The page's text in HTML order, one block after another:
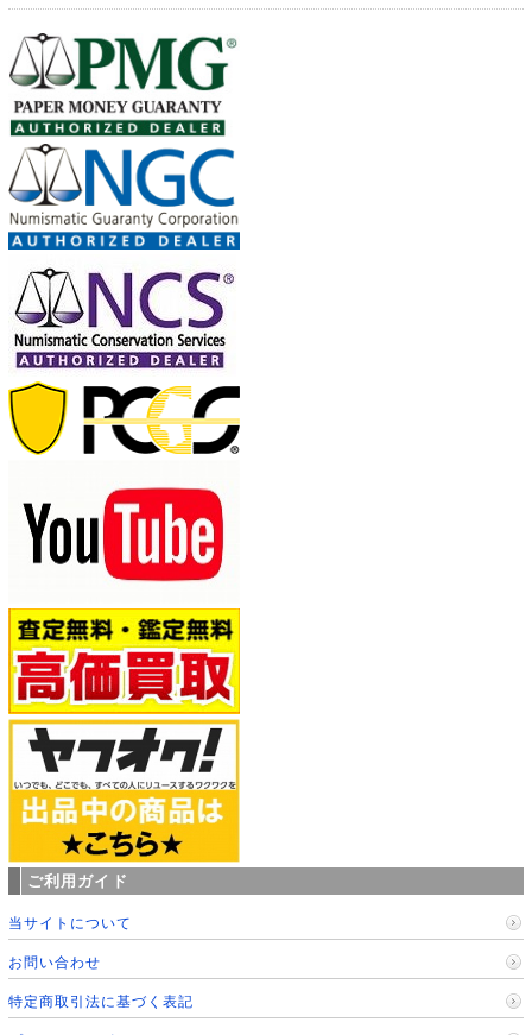
ご利用ガイド
当サイトについて
お問い合わせ
特定商取引法に基づく表記